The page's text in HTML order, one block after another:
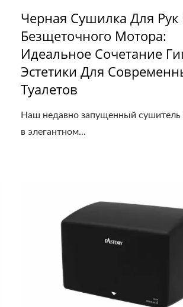
Черная Сушилка Для Рук
Безщеточного Мотора:
Идеальное Сочетание
Эстетики Для
Туалетов
Наш недавно запущенный сушитель
в элегантном...